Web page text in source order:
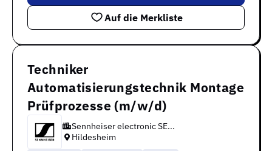
Auf die Merkliste
Techniker
Automatisierungstechnik Montage
Prüfprozesse (m/w/d)
Sennheiser electronic SE...
Hildesheim